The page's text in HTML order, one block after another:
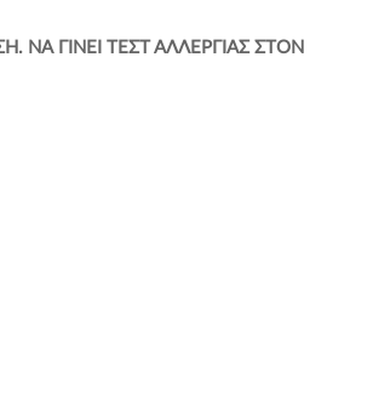
ΝΑ ΓΙΝΕΙ ΤΕΣΤ ΑΛΛΕΡΓΙΑΣ ΣΤΟΝ